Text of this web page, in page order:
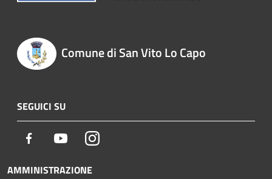
Comune di San Vito Lo Capo
SEGUICI SU
Facebook YoutubeInstagram
AMMINISTRAZIONE